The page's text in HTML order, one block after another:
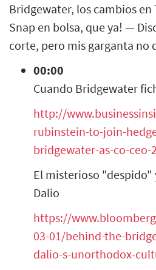
Bridgewater, los cambios
Snap en bolsa, que ya! —
corte, pero mis garganta no
00:00
Cuando Bridgewater
http://
rubinstein-to-join-
bridgewater-as-co-ceo-
El misterioso "despido"
Dalio
https://
03-01/behind-the-
dalio-s-unorthodox-